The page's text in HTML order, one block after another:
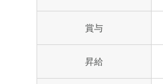
賞与
昇給